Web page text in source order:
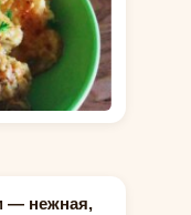
— нежная,